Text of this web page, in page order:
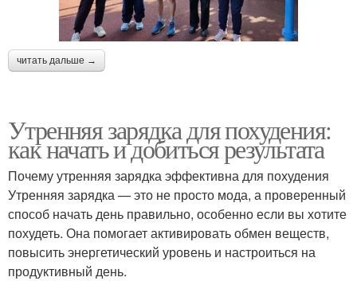
читать дальше →
Утренняя зарядка для похудения:
как начать и добиться результата
Почему утренняя зарядка эффективна для похудения
Утренняя зарядка — это не просто мода, а проверенный
способ начать день правильно, особенно если вы хотите
похудеть. Она помогает активировать обмен веществ,
повысить энергетический уровень и настроиться на
продуктивный день.